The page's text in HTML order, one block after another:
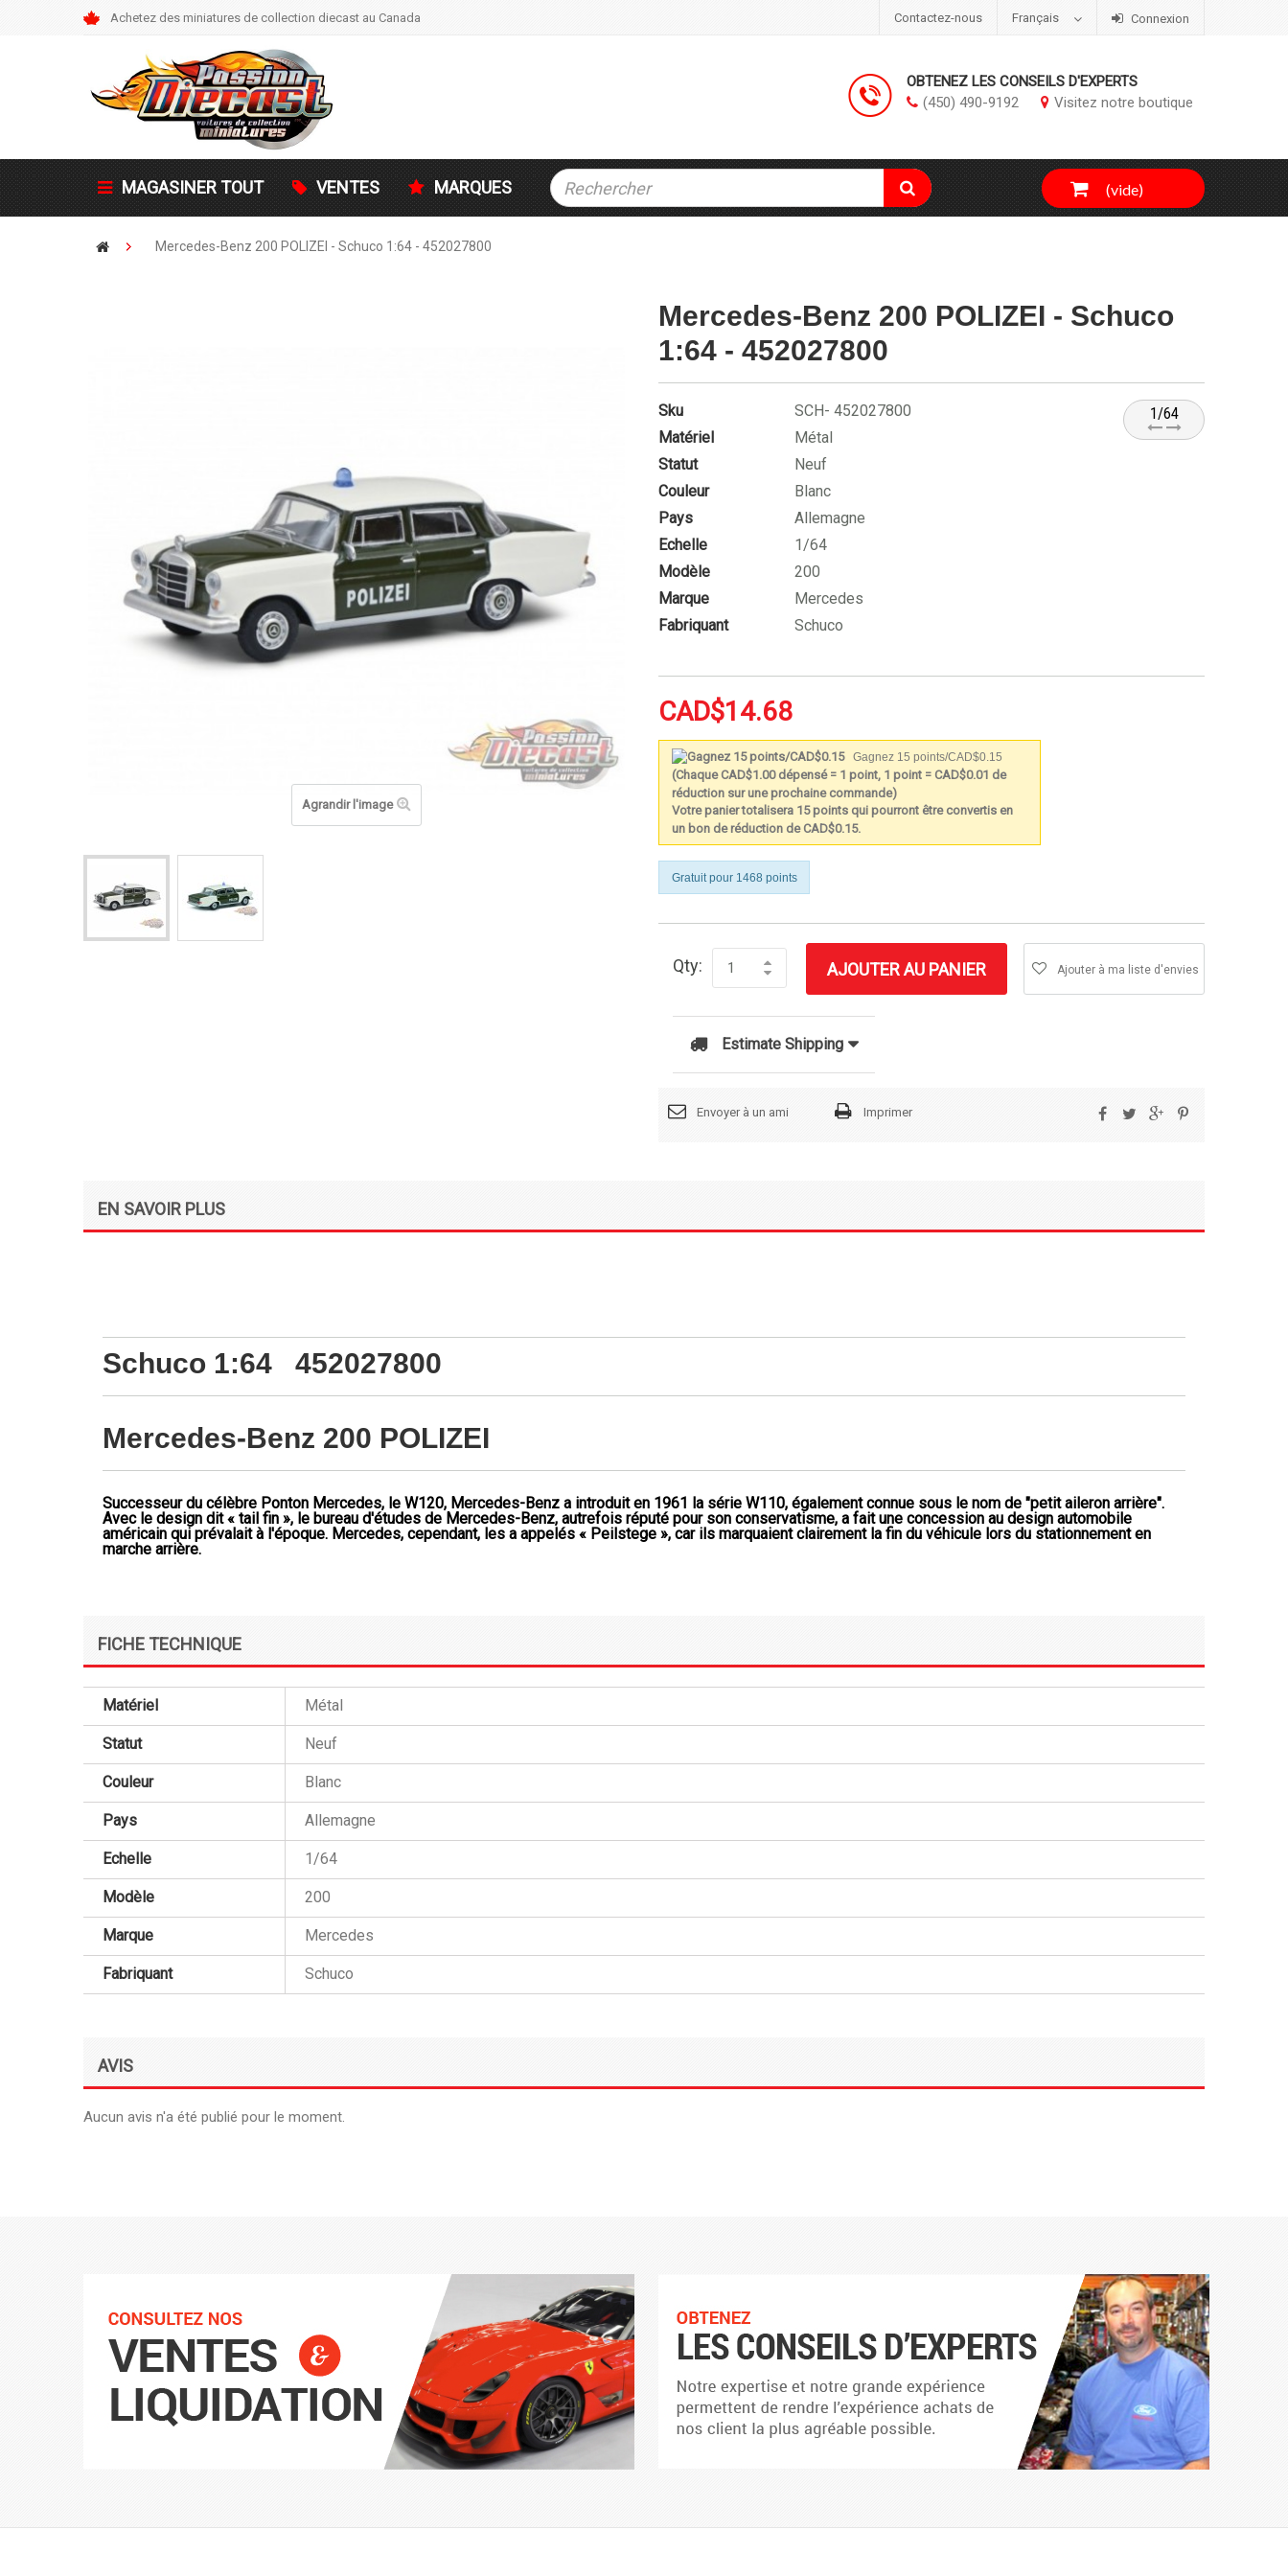
Connexion
Français
Contactez-nous
Achetez des miniatures de collection diecast au Canada
OBTENEZ LES CONSEILS D'EXPERTS
(450) 490-9192
Visitez notre boutique
MAGASINER TOUT VENTES MARQUES (vide)
Mercedes-Benz 200 POLIZEI - Schuco 1:64 - 452027800
Agrandir l'image
Mercedes-Benz 200 POLIZEI - Schuco
1:64 - 452027800
1/64
Sku
SCH- 452027800
Matériel
Métal
Statut
Neuf
Couleur
Blanc
Pays
Allemagne
Echelle
1/64
Modèle
200
Marque
Mercedes
Fabriquant
Schuco
CAD$14.68
Gagnez 15 points/CAD$0.15
(Chaque CAD$1.00 dépensé = 1 point, 1 point = CAD$0.01 de
réduction sur une prochaine commande)
Votre panier totalisera 15 points qui pourront être convertis en
un bon de réduction de CAD$0.15.
Gratuit pour 1468 points
Qty: AJOUTER AU PANIER Ajouter à ma liste d'envies
Estimate Shipping
Envoyer à un ami Imprimer
EN SAVOIR PLUS
Schuco 1:64 452027800
Mercedes-Benz 200 POLIZEI
Successeur du célèbre Ponton Mercedes, le W120, Mercedes-Benz a introduit en 1961 la série W110, également connue sous le nom de "petit aileron arrière".
Avec le design dit « tail fin », le bureau d'études de Mercedes-Benz, autrefois réputé pour son conservatisme, a fait une concession au design automobile
américain qui prévalait à l'époque. Mercedes, cependant, les a appelés « Peilstege », car ils marquaient clairement la fin du véhicule lors du stationnement en
marche arrière.
FICHE TECHNIQUE
Matériel Métal
Statut Neuf
Couleur Blanc
Pays Allemagne
Echelle 1/64
Modèle 200
Marque Mercedes
Fabriquant Schuco
AVIS
Aucun avis n'a été publié pour le moment.